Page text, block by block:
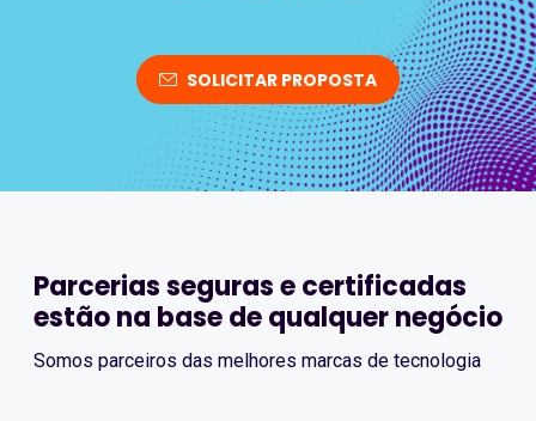
SOLICITAR PROPOSTA
Parcerias seguras e certificadas
estão na base de qualquer negócio
Somos parceiros das melhores marcas de tecnologia